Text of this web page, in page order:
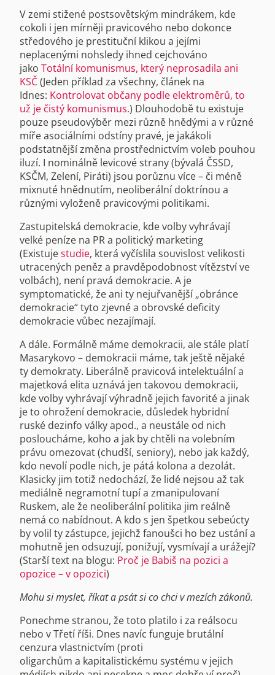
V zemi stižené postsovětským mindrákem, kde
cokoli i jen mírněji pravicového nebo dokonce
středového je prestituční klikou a jejími
neplacenými nohsledy ihned cejchováno
jako Totální komunismus, který neprosadila ani
KSČ(Jeden příklad za všechny, článek na
Idnes: Kontrolovat občany podle elektroměrů, to
už je čistý komunismus.) Dlouhodobě tu existuje
pouze pseudovýběr mezi různě hnědými a v různé
míře asociálními odstíny pravé, je jakákoli
podstatnější změna prostřednictvím voleb pouhou
iluzí. I nominálně levicové strany (bývalá ČSSD,
KSČM, Zelení, Piráti) jsou porůznu více – či méně
mixnuté hnědnutím, neoliberální doktrínou a
různými vyloženě pravicovými politikami.
Zastupitelská demokracie, kde volby vyhrávají
velké peníze na PR a politický marketing
(Existujestudie, která vyčíslila souvislost velikosti
utracených peněz a pravděpodobnost vítězství ve
volbách), není pravá demokracie. A je
symptomatické, že ani ty nejuřvanější „obránce
demokracie“ tyto zjevné a obrovské deficity
demokracie vůbec nezajímají.
A dále. Formálně máme demokracii, ale stále platí
Masarykovo – demokracii máme, tak ještě nějaké
ty demokraty. Liberálně pravicová intelektuální a
majetková elita uznává jen takovou demokracii,
kde volby vyhrávají výhradně jejich favorité a jinak
je to ohrožení demokracie, důsledek hybridní
ruské dezinfo války apod., a neustále od nich
posloucháme, koho a jak by chtěli na volebním
právu omezovat (chudší, seniory), nebo jak každý,
kdo nevolí podle nich, je pátá kolona a dezolát.
Klasicky jim totiž nedochází, že lidé nejsou až tak
mediálně negramotní tupí a zmanipulovaní
Ruskem, ale že neoliberální politika jim reálně
nemá co nabídnout. A kdo s jen špetkou sebeúcty
by volil ty zástupce, jejichž fanoušci ho bez ustání a
mohutně jen odsuzují, ponižují, vysmívají a urážejí?
(Starší text na blogu: Proč je Babiš na pozici a
opozice – v opozici)
Mohu si myslet, říkat a psát si co chci v mezích zákonů.
Ponechme stranou, že toto platilo i za reálsocu
nebo v Třetí říši. Dnes navíc funguje brutální
cenzura vlastnictvím (proti
oligarchům a kapitalistickému systému v jejich